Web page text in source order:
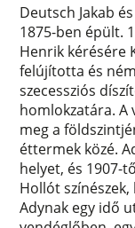
Deutsch Jakab
1875-ben épült.
Henrik kérésére
felújította és
szecessziós
homlokzatára. A
meg a
éttermek közé.
helyet, és 1907-
Hollót
Adynak egy idő